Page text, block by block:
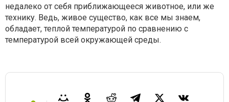
недалеко от себя приближающееся животное, или же
технику. Ведь, живое существо, как все мы знаем,
обладает, теплой температурой по сравнению с
температурой всей окружающей среды.